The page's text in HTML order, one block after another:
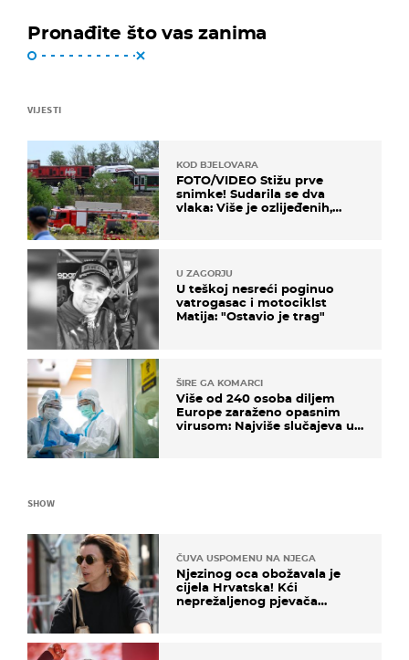
Pronađite što vas zanima
VIJESTI
KOD BJELOVARA
FOTO/VIDEO Stižu prve
snimke! Sudarila se dva
vlaka: Više je ozlijeđenih,
U ZAGORJU
U teškoj nesreći poginuo
vatrogasac i motociklst
Matija: "Ostavio je trag"
ŠIRE GA KOMARCI
Više od 240 osoba diljem
Europe zaraženo opasnim
virusom: Najviše slučajeva u
SHOW
ČUVA USPOMENU NA NJEGA
Njezinog oca obožavala je
cijela Hrvatska! Kći
neprežaljenog pjevača